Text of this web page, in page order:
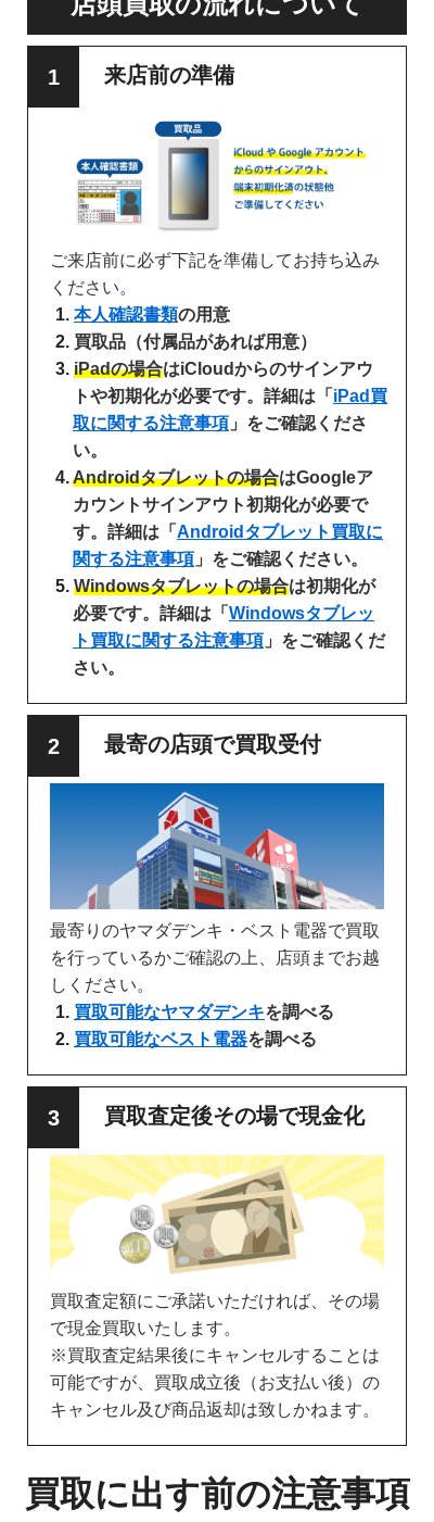
来店前の準備
ご来店前に必ず下記を準備してお持ち込み
ください。
本人確認書類の用意
買取品（付属品があれば用意）
iPadの場合はiCloudからのサインアウ
トや初期化が必要です。詳細は「 iPad買
取に関する注意事項 」をご確認くださ
い。
Androidタブレットの場合はGoogleア
カウントサインアウト初期化が必要で
す。詳細は「 Androidタブレット買取に
関する注意事項 」をご確認ください。
Windowsタブレットの場合は初期化が
必要です。詳細は「 Windowsタブレッ
ト買取に関する注意事項 」をご確認くだ
さい。
最寄の店頭で買取受付
最寄りのヤマダデンキ・ベスト電器で買取
を行っているかご確認の上、店頭までお越
しください。
買取可能なヤマダデンキを調べる
買取可能なベスト電器を調べる
買取査定後その場で現金化
買取査定額にご承諾いただければ、その場
で現金買取いたします。
※買取査定結果後にキャンセルすることは
可能ですが、買取成立後（お支払い後）の
キャンセル及び商品返却は致しかねます。
買取に出す前の注意事項